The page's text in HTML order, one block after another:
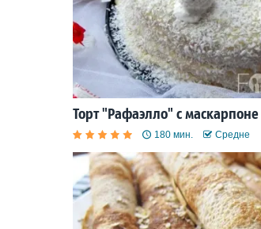
Торт "Рафаэлло" с маскарпоне
180 мин. Средне